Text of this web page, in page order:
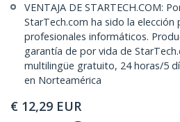
VENTAJA DE STARTECH.COM:
StarTech.com ha sido la elección
profesionales informáticos.
garantía de por vida de
multilingüe gratuito, 24 horas/5
en Norteamérica
€ 12,29 EUR